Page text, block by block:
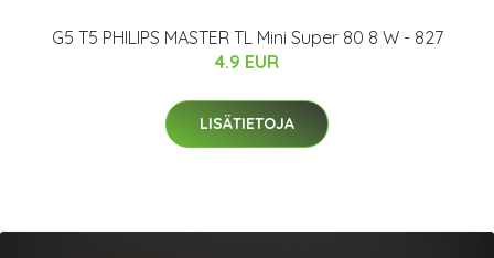
G5 T5 PHILIPS MASTER TL Mini Super 80 8 W - 827
4.9 EUR
LISÄTIETOJA